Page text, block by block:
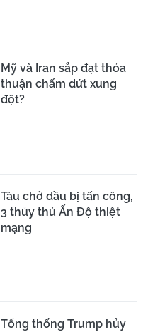
Mỹ và Iran sắp đạt thỏa
thuận chấm dứt xung
đột?
Tàu chở dầu bị tấn công,
3 thủy thủ Ấn Độ thiệt
mạng
Tổng thống Trump hủy